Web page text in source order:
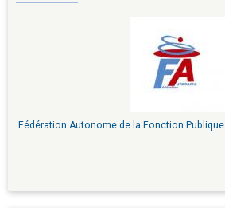
Fédération Autonome de la Fonction Publique